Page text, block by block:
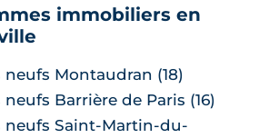
Jeanbrun Bruguières (5)
Jeanbrun Saint-Orens-de-
Auzeville-Tolosane
Jeanbrun Muret (4)
immobiliers en
Montaudran (18)
Barrière de Paris (16)
neufs Saint-Martin-du-